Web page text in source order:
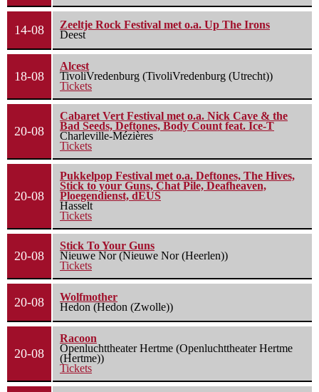
14-08
Zeeltje Rock Festival met o.a. Up The Irons
Deest
18-08
Alcest
TivoliVredenburg (TivoliVredenburg (Utrecht))
Tickets
20-08
Cabaret Vert Festival met o.a. Nick Cave & the
Bad Seeds, Deftones, Body Count feat. Ice-T
Charleville-Mézières
Tickets
20-08
Pukkelpop Festival met o.a. Deftones, The Hives,
Stick to your Guns, Chat Pile, Deafheaven,
Ploegendienst, dEUS
Hasselt
Tickets
20-08
Stick To Your Guns
Nieuwe Nor (Nieuwe Nor (Heerlen))
Tickets
20-08
Wolfmother
Hedon (Hedon (Zwolle))
20-08
Racoon
Openluchttheater Hertme (Openluchttheater Hertme
(Hertme))
Tickets